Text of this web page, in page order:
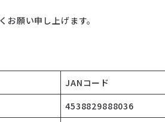
願い申し上げます。
JANコード
4538829888036